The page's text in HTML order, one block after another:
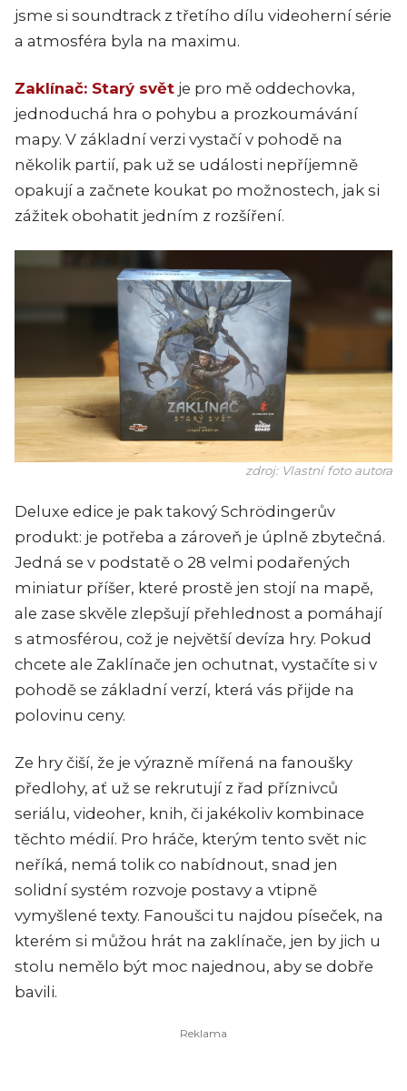
jsme si soundtrack z třetího dílu videoherní série
a atmosféra byla na maximu.
Zaklínač: Starý svět je pro mě oddechovka,
jednoduchá hra o pohybu a prozkoumávání
mapy. V základní verzi vystačí v pohodě na
několik partií, pak už se události nepříjemně
opakují a začnete koukat po možnostech, jak si
zážitek obohatit jedním z rozšíření.
zdroj: Vlastní foto autora
Deluxe edice je pak takový Schrödingerův
produkt: je potřeba a zároveň je úplně zbytečná.
Jedná se v podstatě o 28 velmi podařených
miniatur příšer, které prostě jen stojí na mapě,
ale zase skvěle zlepšují přehlednost a pomáhají
s atmosférou, což je největší devíza hry. Pokud
chcete ale Zaklínače jen ochutnat, vystačíte si v
pohodě se základní verzí, která vás přijde na
polovinu ceny.
Ze hry čiší, že je výrazně mířená na fanoušky
předlohy, ať už se rekrutují z řad příznivců
seriálu, videoher, knih, či jakékoliv kombinace
těchto médií. Pro hráče, kterým tento svět nic
neříká, nemá tolik co nabídnout, snad jen
solidní systém rozvoje postavy a vtipně
vymyšlené texty. Fanoušci tu najdou píseček, na
kterém si můžou hrát na zaklínače, jen by jich u
stolu nemělo být moc najednou, aby se dobře
bavili.